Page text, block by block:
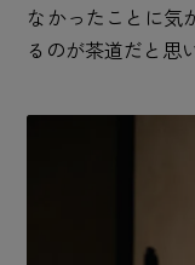
なかったことに気
るのが茶道だと思